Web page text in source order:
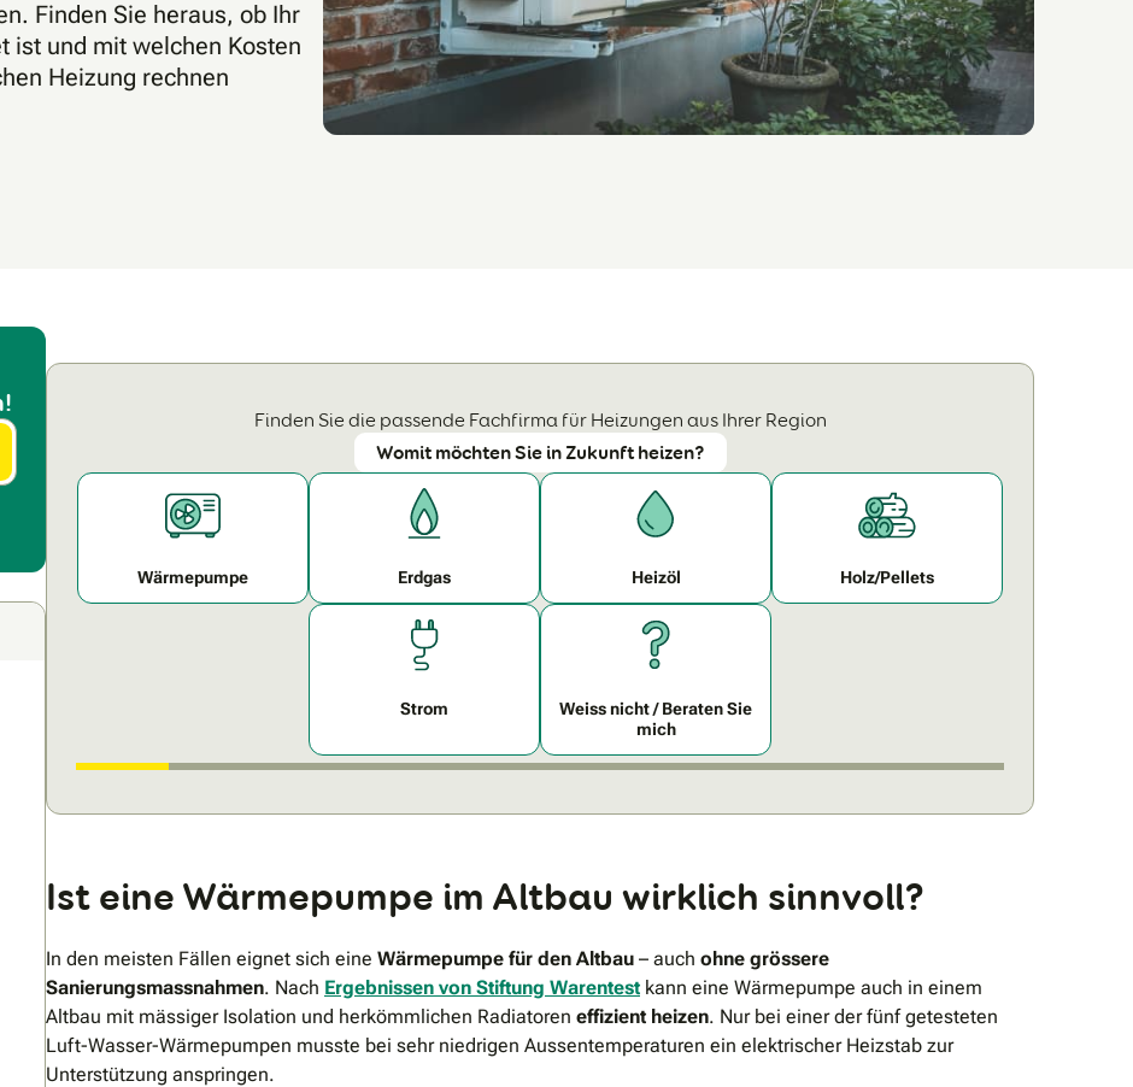
Finden Sie heraus, ob Ihr
ist und mit welchen Kosten
Heizung rechnen
Finden Sie die passende Fachfirma für Heizungen aus Ihrer Region
Womit möchten Sie in Zukunft heizen?
Wärmepumpe Erdgas Heizöl Holz/Pellets
Strom
Weiss nicht / Beraten Sie
mich
Ist eine Wärmepumpe im Altbau wirklich sinnvoll?
In den meisten Fällen eignet sich eine Wärmepumpe für den Altbau – auch ohne grössere
Sanierungsmassnahmen. Nach Ergebnissen von Stiftung Warentest kann eine Wärmepumpe auch in einem
Altbau mit mässiger Isolation und herkömmlichen Radiatoren effizient heizen. Nur bei einer der fünf getesteten
Luft-Wasser-Wärmepumpen musste bei sehr niedrigen Aussentemperaturen ein elektrischer Heizstab zur
Unterstützung anspringen.